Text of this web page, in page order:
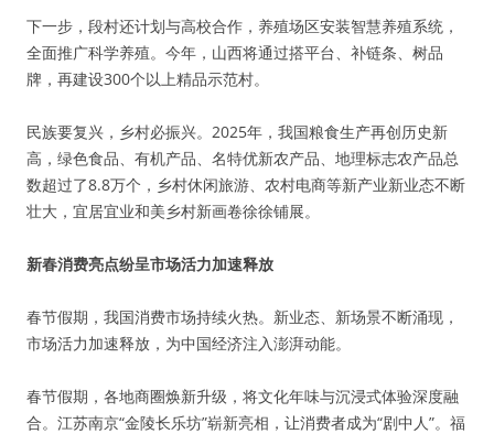
下一步，段村还计划与高校合作，养殖场区安装智慧养殖系统，
全面推广科学养殖。今年，山西将通过搭平台、补链条、树品
牌，再建设300个以上精品示范村。
民族要复兴，乡村必振兴。2025年，我国粮食生产再创历史新
高，绿色食品、有机产品、名特优新农产品、地理标志农产品总
数超过了8.8万个，乡村休闲旅游、农村电商等新产业新业态不断
壮大，宜居宜业和美乡村新画卷徐徐铺展。
新春消费亮点纷呈市场活力加速释放
春节假期，我国消费市场持续火热。新业态、新场景不断涌现，
市场活力加速释放，为中国经济注入澎湃动能。
春节假期，各地商圈焕新升级，将文化年味与沉浸式体验深度融
合。江苏南京“金陵长乐坊”崭新亮相，让消费者成为“剧中人”。福